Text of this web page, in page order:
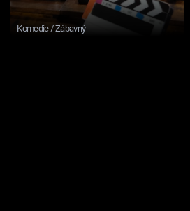
Komedie / Zábavný